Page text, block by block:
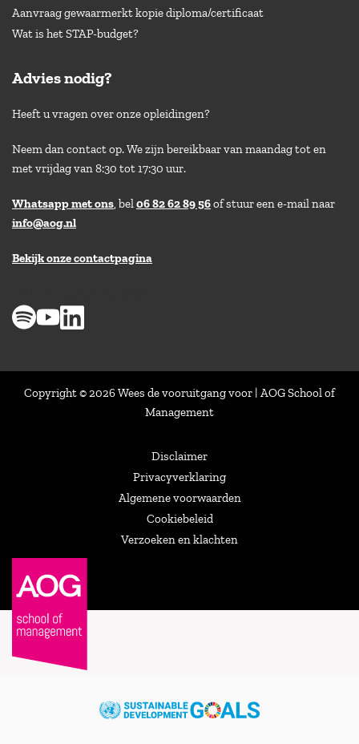
Aanvraag gewaarmerkt kopie diploma/certificaat
Wat is het STAP-budget?
Advies nodig?
Heeft u vragen over onze opleidingen?
Neem dan contact op. We zijn bereikbaar van maandag tot en
met vrijdag van 8:30 tot 17:30 uur.
Whatsapp met ons, bel06 82 62 89 56of stuur een e-mail naar
info@aog.nl
Bekijk onze contactpagina
Copyright © 2026 Wees de vooruitgang voor | AOG School of
Management
Disclaimer
Privacyverklaring
Algemene voorwaarden
Cookiebeleid
Verzoeken en klachten